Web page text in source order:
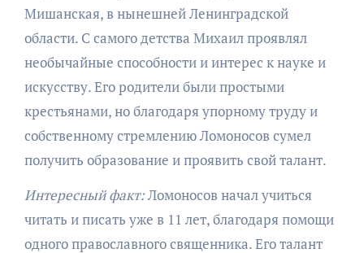
Мишанская, в нынешней Ленинградской
области. С самого детства Михаил проявлял
необычайные способности и интерес к науке и
искусству. Его родители были простыми
крестьянами, но благодаря упорному труду и
собственному стремлению Ломоносов сумел
получить образование и проявить свой талант.
Интересный факт:Ломоносов начал учиться
читать и писать уже в 11 лет, благодаря помощи
одного православного священника. Его талант